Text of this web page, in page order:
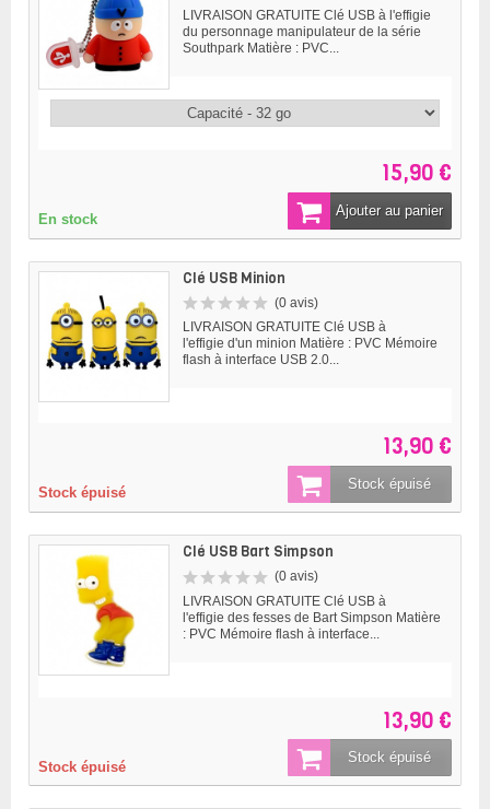
LIVRAISON GRATUITE Clé USB à l'effigie
du personnage manipulateur de la série
Southpark Matière : PVC...
15,90 €
En stock
Ajouter au panier
Clé USB Minion
(0 avis)
LIVRAISON GRATUITE Clé USB à
l'effigie d'un minion Matière : PVC Mémoire
flash à interface USB 2.0...
13,90 €
Stock épuisé
Stock épuisé
Clé USB Bart Simpson
(0 avis)
LIVRAISON GRATUITE Clé USB à
l'effigie des fesses de Bart Simpson Matière
: PVC Mémoire flash à interface...
13,90 €
Stock épuisé
Stock épuisé